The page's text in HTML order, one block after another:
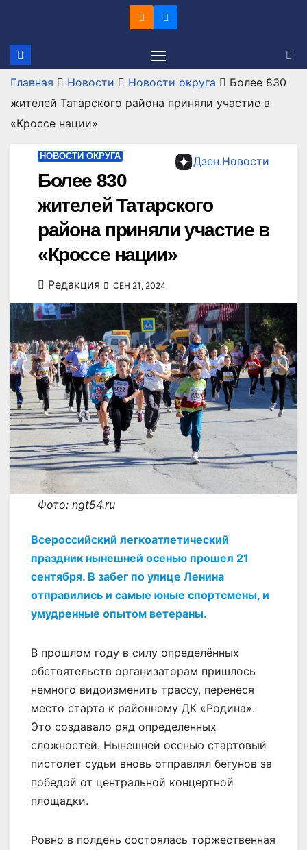
содержимому
Главная Новости Новости округа
Более 830
жителей Татарского района приняли участие в
«Кроссе нации»
Дзен.Новости
НОВОСТИ ОКРУГА
Более 830
жителей Татарского
района приняли участие в
«Кроссе нации»
Редакция СЕН 21, 2024
Фото: ngt54.ru
Всероссийский легкоатлетический
праздник нынешней осенью прошел 21
сентября. В забег по улице Ленина
отправились и самые юные спортсмены, и
умудренные опытом ветераны.
В прошлом году в силу определённых
обстоятельств организаторам пришлось
немного видоизменить трассу, перенеся
место старта к районному ДК «Родина».
Это создавало ряд определенных
сложностей. Нынешней осенью стартовый
пистолет судьи вновь отправлял бегунов за
победой от центральной концертной
площадки.
Ровно в полдень состоялась торжественная